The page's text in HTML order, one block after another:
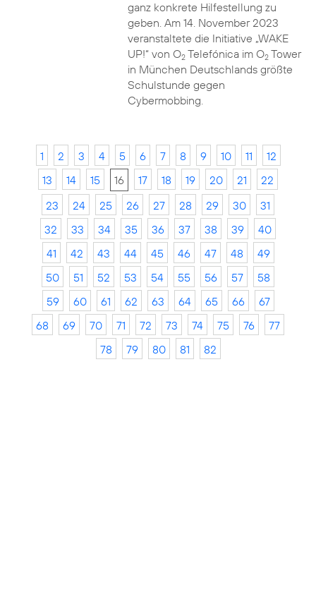
ganz konkrete Hilfestellung zu
geben. Am 14. November 2023
veranstaltete die Initiative „WAKE
UP!“ von O2Telefónica im O2Tower
in München Deutschlands größte
Schulstunde gegen
Cybermobbing.
1 2 3 4 5 6 7 8 9 10 11
12
13
14 15 16 17 18 19 20 21
22
23
24 25 26 27 28 29 30
31
32
33 34 35 36 37 38 39
40
41
42 43 44 45 46 47 48
49
50
51 52 53 54 55 56 57
58
59
60 61 62 63 64 65 66
67
68
69 70 71 72 73 74 75 76
77
78
79 80 81 82